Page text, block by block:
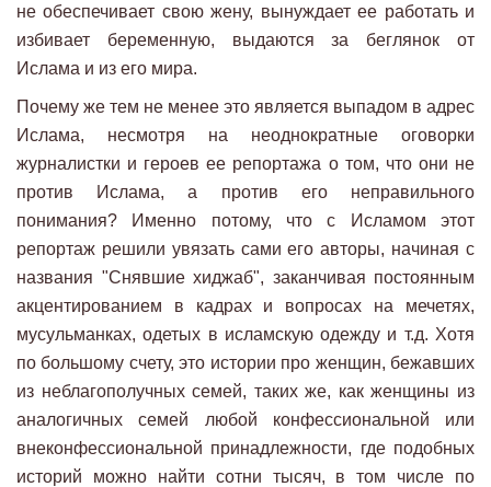
не обеспечивает свою жену, вынуждает ее работать и
избивает беременную, выдаются за беглянок от
Ислама и из его мира.
Почему же тем не менее это является выпадом в адрес
Ислама, несмотря на неоднократные оговорки
журналистки и героев ее репортажа о том, что они не
против Ислама, а против его неправильного
понимания? Именно потому, что с Исламом этот
репортаж решили увязать сами его авторы, начиная с
названия "Снявшие хиджаб", заканчивая постоянным
акцентированием в кадрах и вопросах на мечетях,
мусульманках, одетых в исламскую одежду и т.д. Хотя
по большому счету, это истории про женщин, бежавших
из неблагополучных семей, таких же, как женщины из
аналогичных семей любой конфессиональной или
внеконфессиональной принадлежности, где подобных
историй можно найти сотни тысяч, в том числе по